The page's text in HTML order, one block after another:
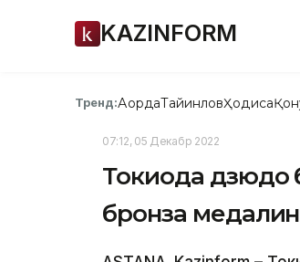
KAZINFORM
Тренд:АқордаТайинловҲодиса
07:12, 05 Декабр 2022
Токиода дзюдо
бронза